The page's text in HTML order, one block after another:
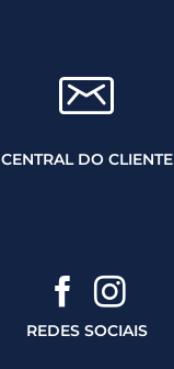
CENTRAL DO CLIENTE
REDES SOCIAIS